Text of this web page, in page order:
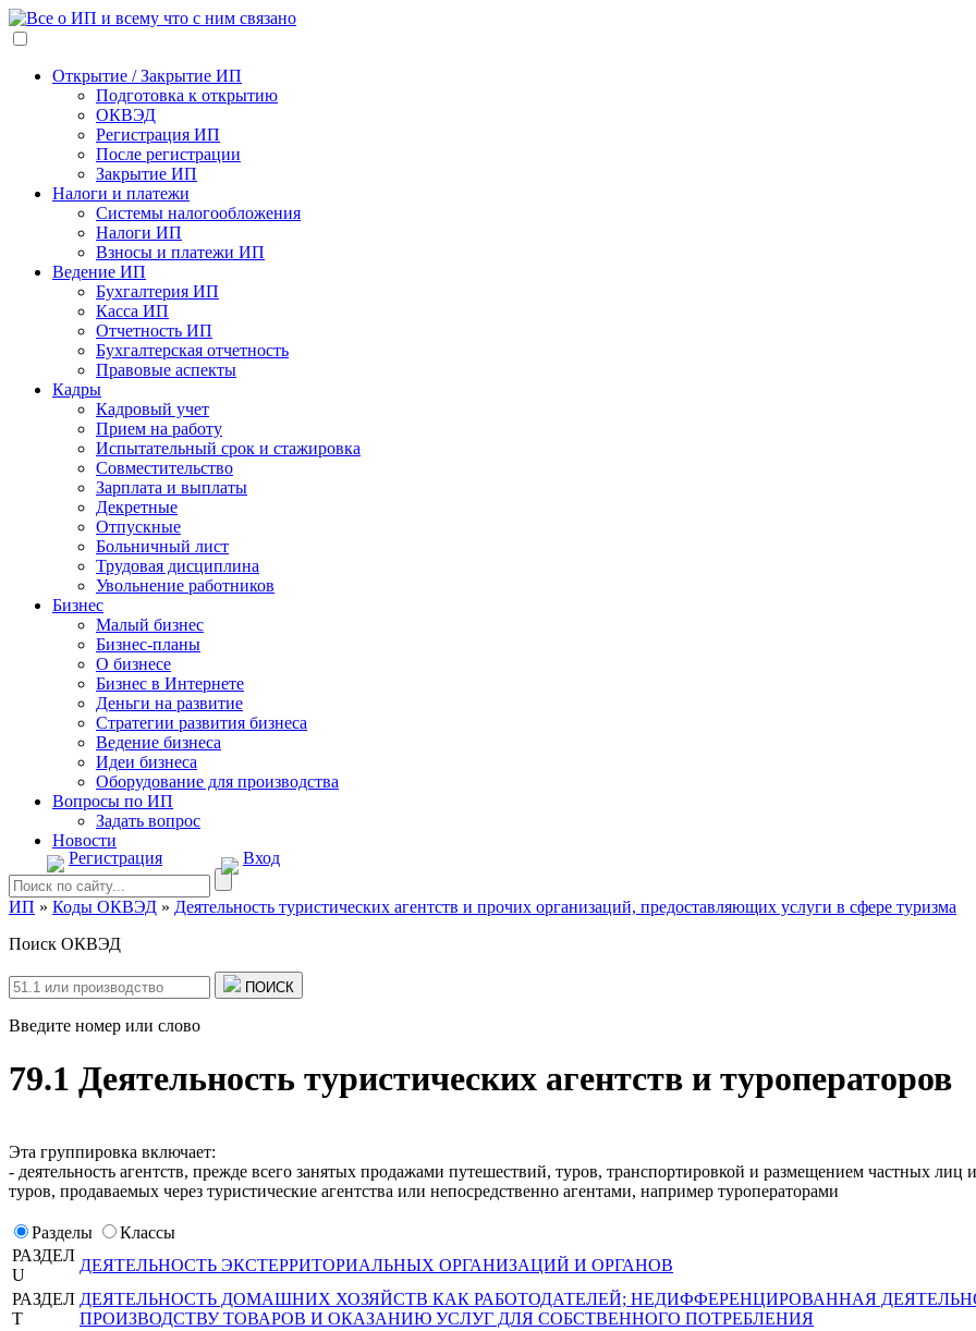
Открытие / Закрытие ИП
Подготовка к открытию
ОКВЭД
Регистрация ИП
После регистрации
Закрытие ИП
Налоги и платежи
Системы налогообложения
Налоги ИП
Взносы и платежи ИП
Ведение ИП
Бухгалтерия ИП
Касса ИП
Отчетность ИП
Бухгалтерская отчетность
Правовые аспекты
Кадры
Кадровый учет
Прием на работу
Испытательный срок и стажировка
Совместительство
Зарплата и выплаты
Декретные
Отпускные
Больничный лист
Трудовая дисциплина
Увольнение работников
Бизнес
Малый бизнес
Бизнес-планы
О бизнесе
Бизнес в Интернете
Деньги на развитие
Стратегии развития бизнеса
Ведение бизнеса
Идеи бизнеса
Оборудование для производства
Вопросы по ИП
Задать вопрос
Новости
Регистрация
Вход
ИП » Коды ОКВЭД » Деятельность туристических агентств и прочих организаций, предоставляющих услуги в сфере туризма
Поиск ОКВЭД
ПОИСК
Введите номер или слово
79.1 Деятельность туристических агентств и туроператоров
Эта группировка включает:
- деятельность агентств, прежде всего занятых продажами путешествий, туров, транспортировкой и размещением частных лиц
туров, продаваемых через туристические агентства или непосредственно агентами, например туроператорами
Разделы
Классы
РАЗДЕЛ
U
ДЕЯТЕЛЬНОСТЬ ЭКСТЕРРИТОРИАЛЬНЫХ ОРГАНИЗАЦИЙ И ОРГАНОВ
РАЗДЕЛ
T
ДЕЯТЕЛЬНОСТЬ ДОМАШНИХ ХОЗЯЙСТВ КАК РАБОТОДАТЕЛЕЙ; НЕДИФФЕРЕНЦИРОВАННАЯ
ПРОИЗВОДСТВУ ТОВАРОВ И ОКАЗАНИЮ УСЛУГ ДЛЯ СОБСТВЕННОГО ПОТРЕБЛЕНИЯ